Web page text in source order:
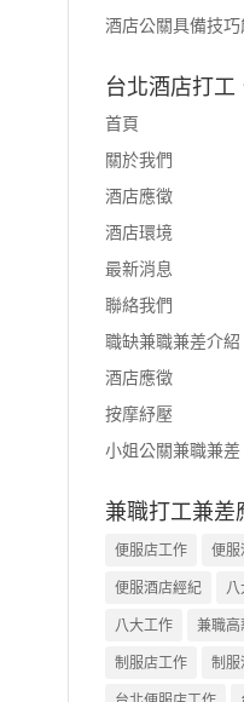
酒店公關具備技巧
台北酒店打工
首頁
關於我們
酒店應徵
酒店環境
最新消息
聯絡我們
職缺兼職兼差介紹
酒店應徵
按摩紓壓
小姐公關兼職兼差
兼職打工兼差
便服店工作
便
便服酒店經紀
八
八大工作
兼職
制服店工作
制